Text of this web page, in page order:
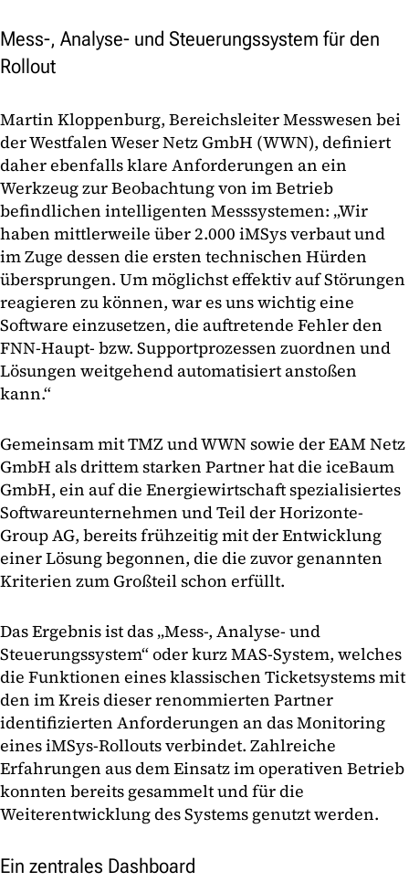
Mess-, Analyse- und Steuerungssystem für den
Rollout
Martin Kloppenburg, Bereichsleiter Messwesen bei
der Westfalen Weser Netz GmbH (WWN), definiert
daher ebenfalls klare Anforderungen an ein
Werkzeug zur Beobachtung von im Betrieb
befindlichen intelligenten Messsystemen: „Wir
haben mittlerweile über 2.000 iMSys verbaut und
im Zuge dessen die ersten technischen Hürden
übersprungen. Um möglichst effektiv auf Störungen
reagieren zu können, war es uns wichtig eine
Software einzusetzen, die auftretende Fehler den
FNN-Haupt- bzw. Supportprozessen zuordnen und
Lösungen weitgehend automatisiert anstoßen
kann.“
Gemeinsam mit TMZ und WWN sowie der EAM Netz
GmbH als drittem starken Partner hat die iceBaum
GmbH, ein auf die Energiewirtschaft spezialisiertes
Softwareunternehmen und Teil der Horizonte-
Group AG, bereits frühzeitig mit der Entwicklung
einer Lösung begonnen, die die zuvor genannten
Kriterien zum Großteil schon erfüllt.
Das Ergebnis ist das „Mess-, Analyse- und
Steuerungssystem“ oder kurz MAS-System, welches
die Funktionen eines klassischen Ticketsystems mit
den im Kreis dieser renommierten Partner
identifizierten Anforderungen an das Monitoring
eines iMSys-Rollouts verbindet. Zahlreiche
Erfahrungen aus dem Einsatz im operativen Betrieb
konnten bereits gesammelt und für die
Weiterentwicklung des Systems genutzt werden.
Ein zentrales Dashboard